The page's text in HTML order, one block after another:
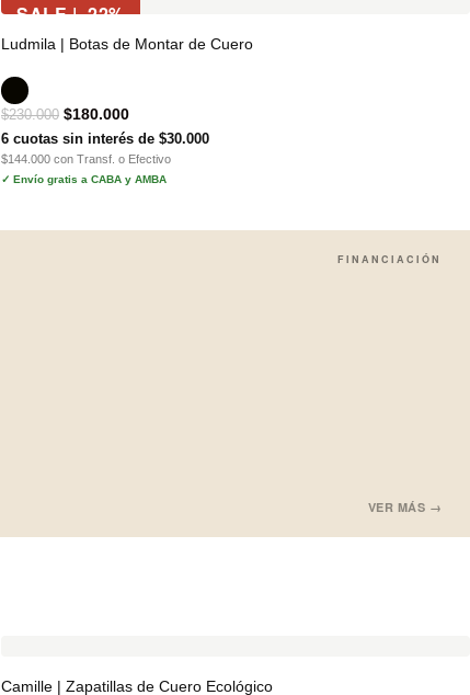
SALE | -22%
Ludmila | Botas de Montar de Cuero
$230.000 $180.000
6 cuotas sin interés de $30.000
$144.000 con Transf. o Efectivo
✓ Envío gratis a CABA y AMBA
FINANCIACIÓN
VER MÁS →
Camille | Zapatillas de Cuero Ecológico